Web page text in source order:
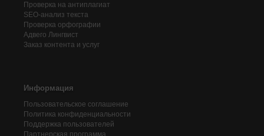
Проверка на антиплагиат
SEO-анализ текста
Проверка орфографии
Адвего Лингвист
Заказ контента и услуг
Информация
Пользовательское соглашение
Политика конфиденциальности
Поддержка пользователей
Партнерская программа